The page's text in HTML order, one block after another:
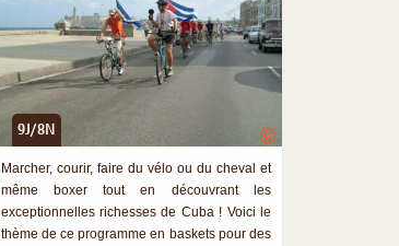
9J/8N ©
Marcher, courir, faire du vélo ou du cheval et
même boxer tout en découvrant les
exceptionnelles richesses de Cuba ! Voici le
thème de ce programme en baskets pour des